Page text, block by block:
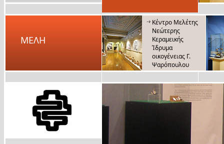
ΜΕΛΗ
Κέντρο Μελέτης
Νεώτερης
Κεραμεικής
Ίδρυμα
οικογένειας Γ.
Ψαρόπουλου